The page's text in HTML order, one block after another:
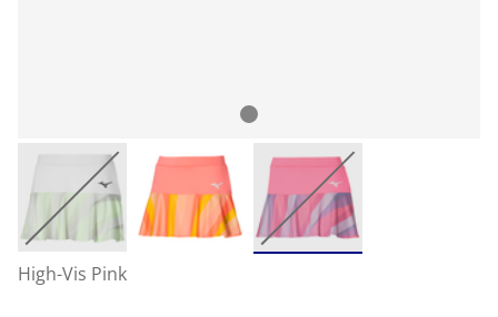
High-Vis Pink